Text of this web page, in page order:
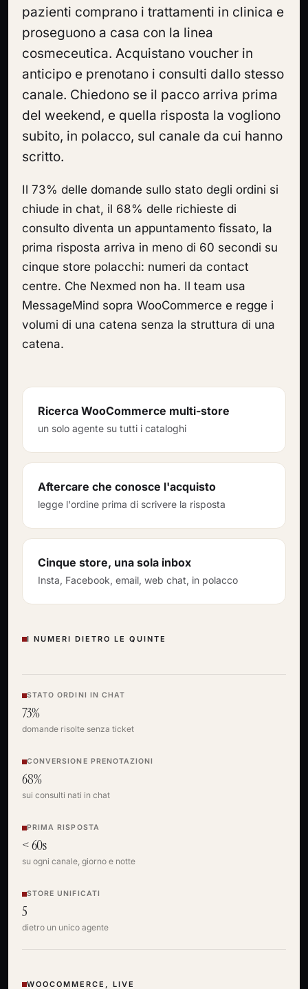
pazienti comprano i trattamenti in clinica e
proseguono a casa con la linea
cosmeceutica. Acquistano voucher in
anticipo e prenotano i consulti dallo stesso
canale. Chiedono se il pacco arriva prima
del weekend, e quella risposta la vogliono
subito, in polacco, sul canale da cui hanno
scritto.
Il 73% delle domande sullo stato degli ordini si
chiude in chat, il 68% delle richieste di
consulto diventa un appuntamento fissato, la
prima risposta arriva in meno di 60 secondi su
cinque store polacchi: numeri da contact
centre. Che Nexmed non ha. Il team usa
MessageMind sopra WooCommerce e regge i
volumi di una catena senza la struttura di una
catena.
Ricerca WooCommerce multi-store
un solo agente su tutti i cataloghi
Aftercare che conosce l'acquisto
legge l'ordine prima di scrivere la risposta
Cinque store, una sola inbox
Insta, Facebook, email, web chat, in polacco
I NUMERI DIETRO LE QUINTE
STATO ORDINI IN CHAT
73%
domande risolte senza ticket
CONVERSIONE PRENOTAZIONI
68%
sui consulti nati in chat
PRIMA RISPOSTA
< 60s
su ogni canale, giorno e notte
STORE UNIFICATI
5
dietro un unico agente
WOOCOMMERCE, LIVE